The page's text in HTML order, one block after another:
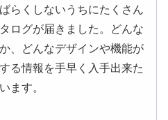
らくしないうちにたくさん
ログが届きました。どんな
、どんなデザインや機能が
る情報を手早く入手出来た
ます。